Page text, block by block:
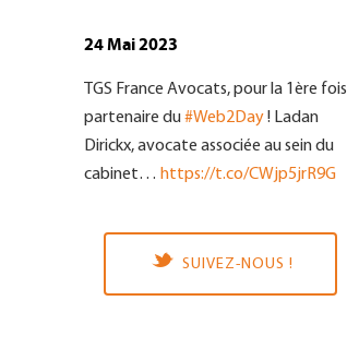
24 Mai 2023
TGS France Avocats, pour la 1ère fois
partenaire du#Web2Day! Ladan
Dirickx, avocate associée au sein du
cabinet… https://t.co/CWjp5jrR9G
SUIVEZ-NOUS !